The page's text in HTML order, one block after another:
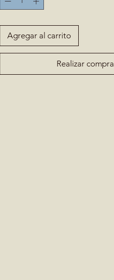
Agregar al carrito
Realizar compra